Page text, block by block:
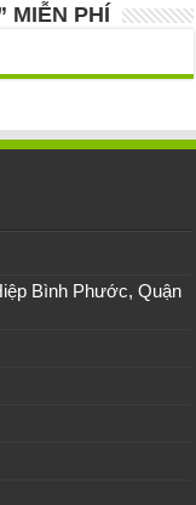
MIỄN PHÍ
Bình Phước, Quận